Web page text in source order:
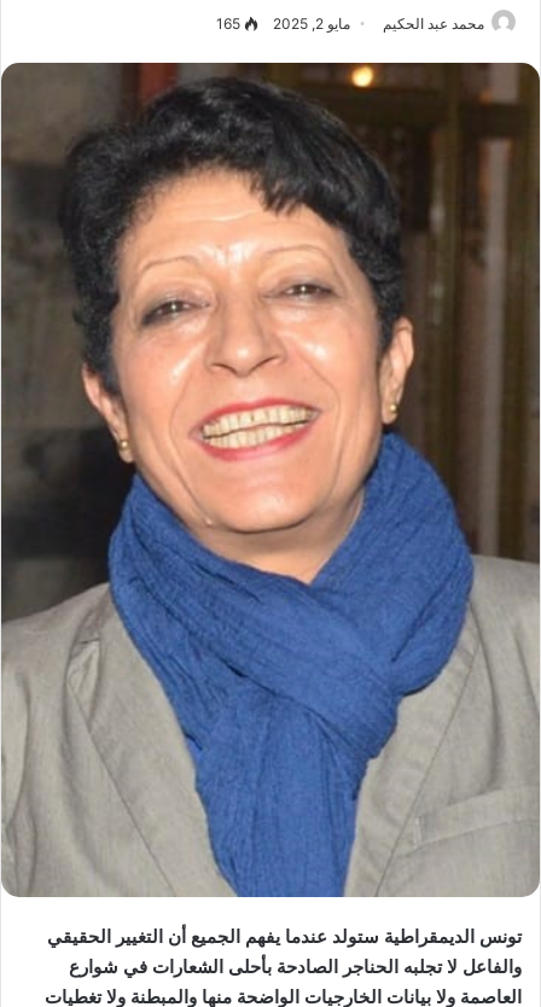
محمد عبد الحكيم مايو 2, 2025 165
تونس الديمقراطية ستولد عندما يفهم الجميع أن التغيير الحقيقي
والفاعل لا تجلبه الحناجر الصادحة بأحلى الشعارات في شوارع
العاصمة ولا بيانات الخارجيات الواضحة منها والمبطنة ولا تغطيات